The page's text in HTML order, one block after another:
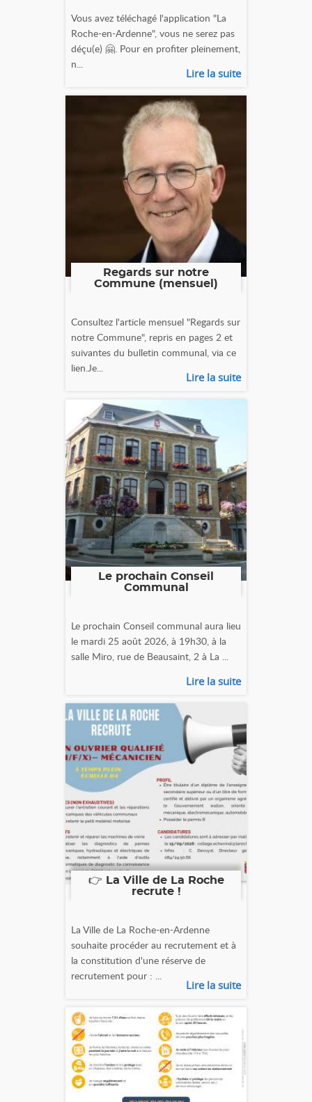
Vous avez téléchagé l'application "La
Roche-en-Ardenne", vous ne serez pas
déçu(e) 🤗. Pour en profiter pleinement,
n...
Lire la suite
Regards sur notre
Commune (mensuel)
Consultez l'article mensuel "Regards sur
notre Commune", repris en pages 2 et
suivantes du bulletin communal, via ce
lien.Je...
Lire la suite
Le prochain Conseil
Communal
Le prochain Conseil communal aura lieu
le mardi 25 août 2026, à 19h30, à la
salle Miro, rue de Beausaint, 2 à La ...
Lire la suite
👉 La Ville de La Roche
recrute !
La Ville de La Roche-en-Ardenne
souhaite procéder au recrutement et à
la constitution d'une réserve de
recrutement pour : ...
Lire la suite